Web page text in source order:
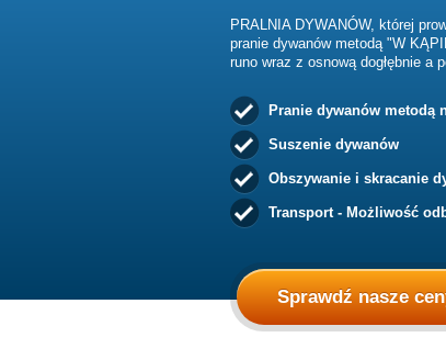
PRALNIA DYWANÓW, której
pranie dywanów metodą "W
runo wraz z osnową dogłębnie a
Pranie dywanów metodą
Suszenie dywanów
Obszywanie i skracanie
Transport - Możliwość
Sprawdź nasze